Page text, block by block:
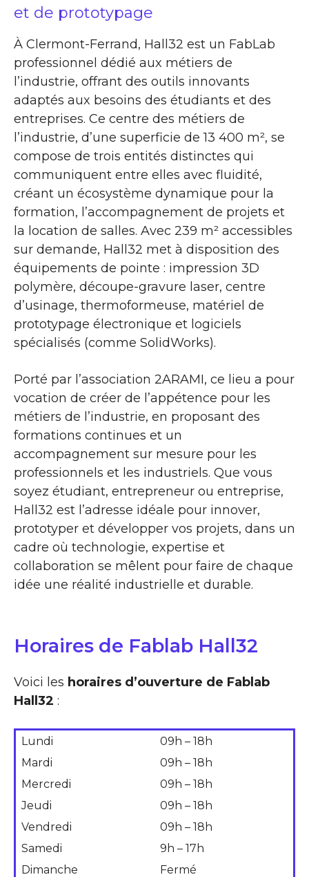
et de prototypage
À Clermont-Ferrand, Hall32 est un FabLab
professionnel dédié aux métiers de
l’industrie, offrant des outils innovants
adaptés aux besoins des étudiants et des
entreprises. Ce centre des métiers de
l’industrie, d’une superficie de 13 400 m², se
compose de trois entités distinctes qui
communiquent entre elles avec fluidité,
créant un écosystème dynamique pour la
formation, l’accompagnement de projets et
la location de salles. Avec 239 m² accessibles
sur demande, Hall32 met à disposition des
équipements de pointe : impression 3D
polymère, découpe-gravure laser, centre
d’usinage, thermoformeuse, matériel de
prototypage électronique et logiciels
spécialisés (comme SolidWorks).
Porté par l’association 2ARAMI, ce lieu a pour
vocation de créer de l’appétence pour les
métiers de l’industrie, en proposant des
formations continues et un
accompagnement sur mesure pour les
professionnels et les industriels. Que vous
soyez étudiant, entrepreneur ou entreprise,
Hall32 est l’adresse idéale pour innover,
prototyper et développer vos projets, dans un
cadre où technologie, expertise et
collaboration se mêlent pour faire de chaque
idée une réalité industrielle et durable.
Horaires de Fablab Hall32
Voici les horaires d’ouverture de Fablab
Hall32 :
Lundi
09h – 18h
Mardi
09h – 18h
Mercredi
09h – 18h
Jeudi
09h – 18h
Vendredi
09h – 18h
Samedi
9h – 17h
Dimanche
Fermé